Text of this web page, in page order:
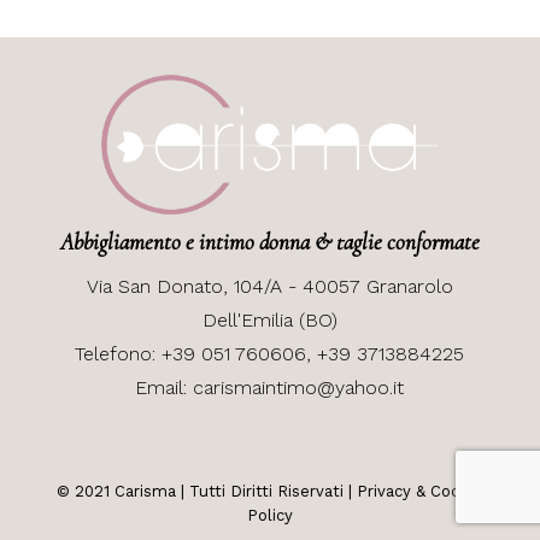
Abbigliamento e intimo donna & taglie conformate
Via San Donato, 104/A - 40057 Granarolo
Dell'Emilia (BO)
Telefono:+39 051 760606,+39 3713884225
Email: carismaintimo@yahoo.it
© 2021 Carisma | Tutti Diritti Riservati | Privacy & Cookie
Policy